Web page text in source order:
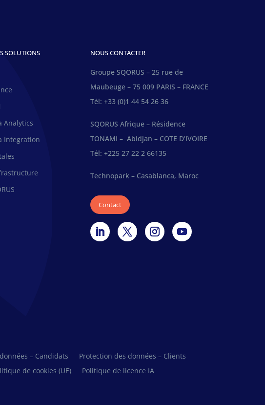
SOLUTIONS
Analytics
Integration
NOUS CONTACTER
Groupe SQORUS – 25 rue de
Maubeuge – 75 009 PARIS – FRANCE
Tél: +33 (0)1 44 54 26 36
SQORUS Afrique – Résidence
TONAMI – Abidjan – COTE D’IVOIRE
Tél: +225 27 22 2 66135
Technopark – Casablanca, Maroc
Contact
– Candidats
Protection des données – Clients
de cookies (UE) Politique de licence IA